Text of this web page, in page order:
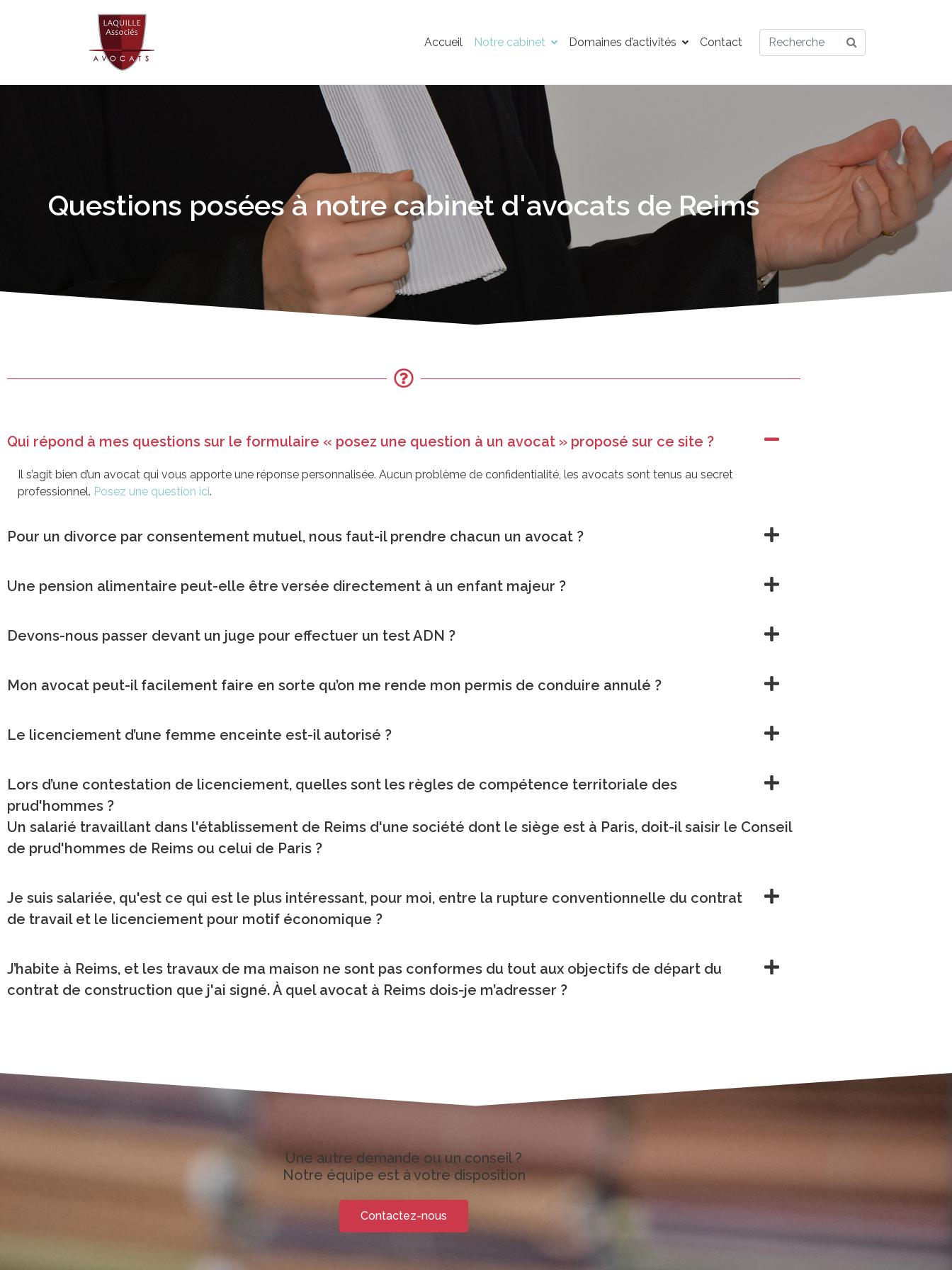
Accueil Notre cabinet Domaines d’activités Contact
Questions posées à notre cabinet d'avocats de Reims
Qui répond à mes questions sur le formulaire « posez une question à un avocat » proposé sur ce site ?
Il s’agit bien d’un avocat qui vous apporte une réponse personnalisée. Aucun problème de confidentialité, les avocats sont tenus au secret
professionnel. Posez une question ici.
Pour un divorce par consentement mutuel, nous faut-il prendre chacun un avocat ?
Une pension alimentaire peut-elle être versée directement à un enfant majeur ?
Devons-nous passer devant un juge pour effectuer un test ADN ?
Mon avocat peut-il facilement faire en sorte qu’on me rende mon permis de conduire annulé ?
Le licenciement d’une femme enceinte est-il autorisé ?
Lors d’une contestation de licenciement, quelles sont les règles de compétence territoriale des
prud'hommes ?
Un salarié travaillant dans l'établissement de Reims d'une société dont le siège est à Paris, doit-il saisir le Conseil
de prud'hommes de Reims ou celui de Paris ?
Je suis salariée, qu'est ce qui est le plus intéressant, pour moi, entre la rupture conventionnelle du contrat
de travail et le licenciement pour motif économique ?
J’habite à Reims, et les travaux de ma maison ne sont pas conformes du tout aux objectifs de départ du
contrat de construction que j'ai signé. À quel avocat à Reims dois-je m’adresser ?
Une autre demande ou un conseil ?
Notre équipe est à votre disposition
Contactez-nous